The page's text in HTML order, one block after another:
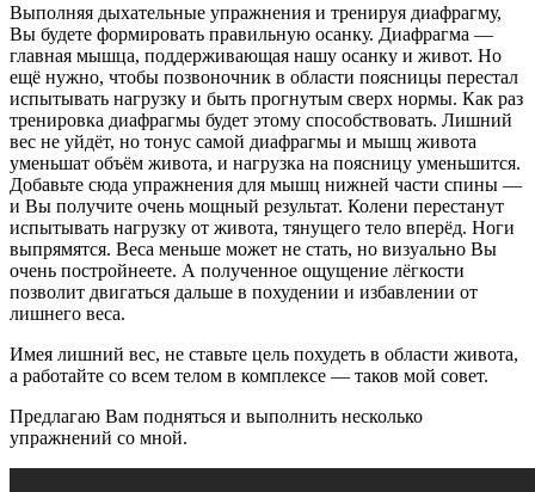
Выполняя дыхательные упражнения и тренируя диафрагму,
Вы будете формировать правильную осанку. Диафрагма —
главная мышца, поддерживающая нашу осанку и живот. Но
ещё нужно, чтобы позвоночник в области поясницы перестал
испытывать нагрузку и быть прогнутым сверх нормы. Как раз
тренировка диафрагмы будет этому способствовать. Лишний
вес не уйдёт, но тонус самой диафрагмы и мышц живота
уменьшат объём живота, и нагрузка на поясницу уменьшится.
Добавьте сюда упражнения для мышц нижней части спины —
и Вы получите очень мощный результат. Колени перестанут
испытывать нагрузку от живота, тянущего тело вперёд. Ноги
выпрямятся. Веса меньше может не стать, но визуально Вы
очень постройнеете. А полученное ощущение лёгкости
позволит двигаться дальше в похудении и избавлении от
лишнего веса.
Имея лишний вес, не ставьте цель похудеть в области живота,
а работайте со всем телом в комплексе — таков мой совет.
Предлагаю Вам подняться и выполнить несколько
упражнений со мной.